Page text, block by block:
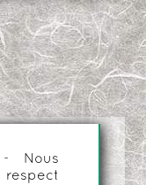
- Nous